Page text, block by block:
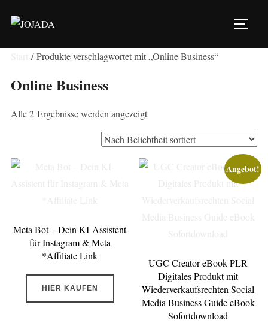
Inhalten
/ Produkte verschlagwortet mit „Online Business“
Online Business
Alle 2 Ergebnisse werden angezeigtNach
Beliebtheit
sortiert
Meta Bot – Dein KI-Assistent
für Instagram & Meta
*Affiliate Link
HIER KAUFEN
Angebot!
UGC Creator eBook PLR
Digitales Produkt mit
Wiederverkaufsrechten Social
Media Business Guide eBook
Sofortdownload